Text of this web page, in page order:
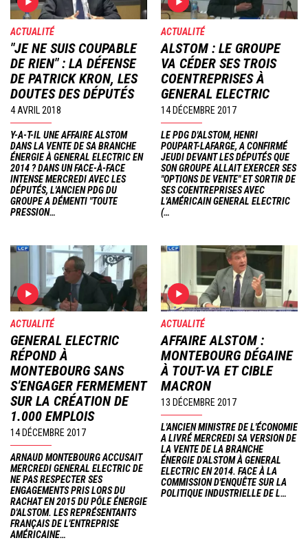
ACTUALITÉ
"JE NE SUIS COUPABLE
DE RIEN" : LA DÉFENSE
DE PATRICK KRON, LES
DOUTES DES DÉPUTÉS
4 AVRIL 2018
Y-A-T-IL UNE AFFAIRE ALSTOM
DANS LA VENTE DE SA BRANCHE
ÉNERGIE À GENERAL ELECTRIC EN
2014 ? DANS UN FACE-À-FACE
INTENSE MERCREDI AVEC LES
DÉPUTÉS, L'ANCIEN PDG DU
GROUPE A DÉMENTI "TOUTE
PRESSION…
ACTUALITÉ
ALSTOM : LE GROUPE
VA CÉDER SES TROIS
COENTREPRISES À
GENERAL ELECTRIC
14 DÉCEMBRE 2017
LE PDG D'ALSTOM, HENRI
POUPART-LAFARGE, A CONFIRMÉ
JEUDI DEVANT LES DÉPUTÉS QUE
SON GROUPE ALLAIT EXERCER SES
"OPTIONS DE VENTE" ET SORTIR DE
SES COENTREPRISES AVEC
L'AMÉRICAIN GENERAL ELECTRIC
(…
ACTUALITÉ
GENERAL ELECTRIC
RÉPOND À
MONTEBOURG SANS
S’ENGAGER FERMEMENT
SUR LA CRÉATION DE
1.000 EMPLOIS
14 DÉCEMBRE 2017
ARNAUD MONTEBOURG ACCUSAIT
MERCREDI GENERAL ELECTRIC DE
NE PAS RESPECTER SES
ENGAGEMENTS PRIS LORS DU
RACHAT EN 2015 DU PÔLE ÉNERGIE
D'ALSTOM. LES REPRÉSENTANTS
FRANÇAIS DE L'ENTREPRISE
AMÉRICAINE…
ACTUALITÉ
AFFAIRE ALSTOM :
MONTEBOURG DÉGAINE
À TOUT-VA ET CIBLE
MACRON
13 DÉCEMBRE 2017
L'ANCIEN MINISTRE DE L'ÉCONOMIE
A LIVRÉ MERCREDI SA VERSION DE
LA VENTE DE LA BRANCHE
ÉNERGIE D'ALSTOM À GENERAL
ELECTRIC EN 2014. FACE À LA
COMMISSION D'ENQUÊTE SUR LA
POLITIQUE INDUSTRIELLE DE L…